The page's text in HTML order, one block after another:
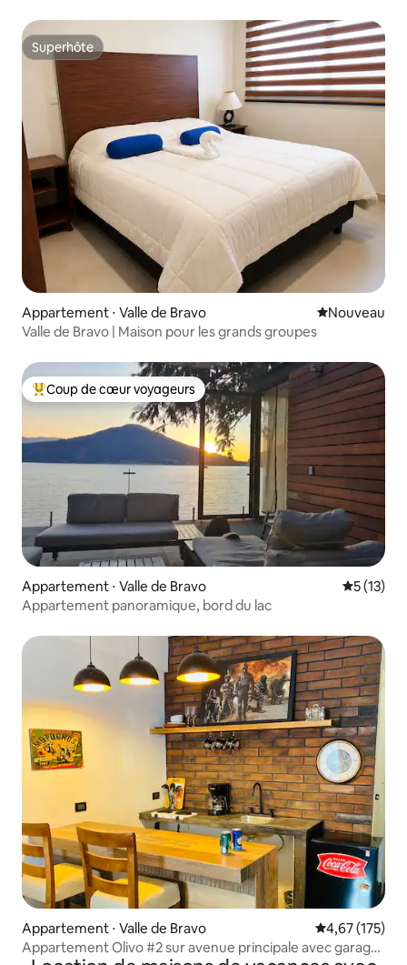
Superhôte
Superhôte
Appartement ⋅ Valle de Bravo Nouvel
Nouveau
Valle de Bravo | Maison pour les grands groupes
Coups de cœur voyageurs les plus appréciés
Coup de cœur voyageurs
Appartement ⋅ Valle de Bravo
5 (13)
Appartement panoramique, bord du lac
Appartement ⋅ Valle de Bravo Évaluation
4,67 (175)
Appartement Olivo #2 sur avenue principale avec garage